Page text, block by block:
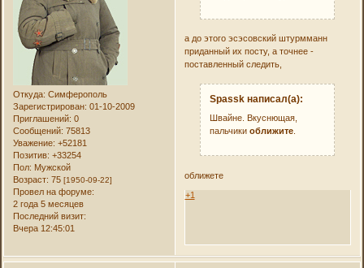
Откуда: Симферополь
Зарегистрирован: 01-10-2009
Приглашений: 0
Сообщений: 75813
Уважение: +52181
Позитив: +33254
Пол: Мужской
Возраст: 75[1950-09-22]
Провел на форуме:
2 года 5 месяцев
Последний визит:
Вчера 12:45:01
а до этого эсэсовский штурмманн
приданный их посту, а точнее -
поставленный следить,
Spassk написал(а):
Швайне. Вкуснющая,
пальчикиоближите
оближете
+1